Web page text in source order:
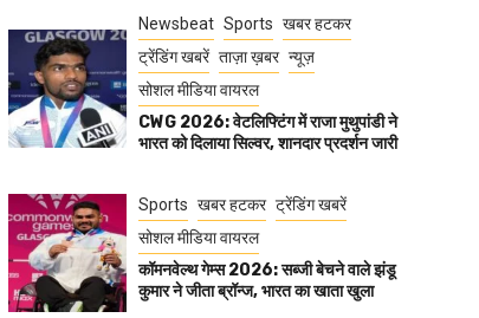
Newsbeat Sports खबर हटकर
ट्रेंडिंग खबरें ताज़ा ख़बर न्यूज़
सोशल मीडिया वायरल
CWG 2026: वेटलिफ्टिंग में राजा मुथुपांडी ने
भारत को दिलाया सिल्वर, शानदार प्रदर्शन जारी
Sports खबर हटकर ट्रेंडिंग खबरें
सोशल मीडिया वायरल
कॉमनवेल्थ गेम्स 2026: सब्जी बेचने वाले झंडू
कुमार ने जीता ब्रॉन्ज, भारत का खाता खुला